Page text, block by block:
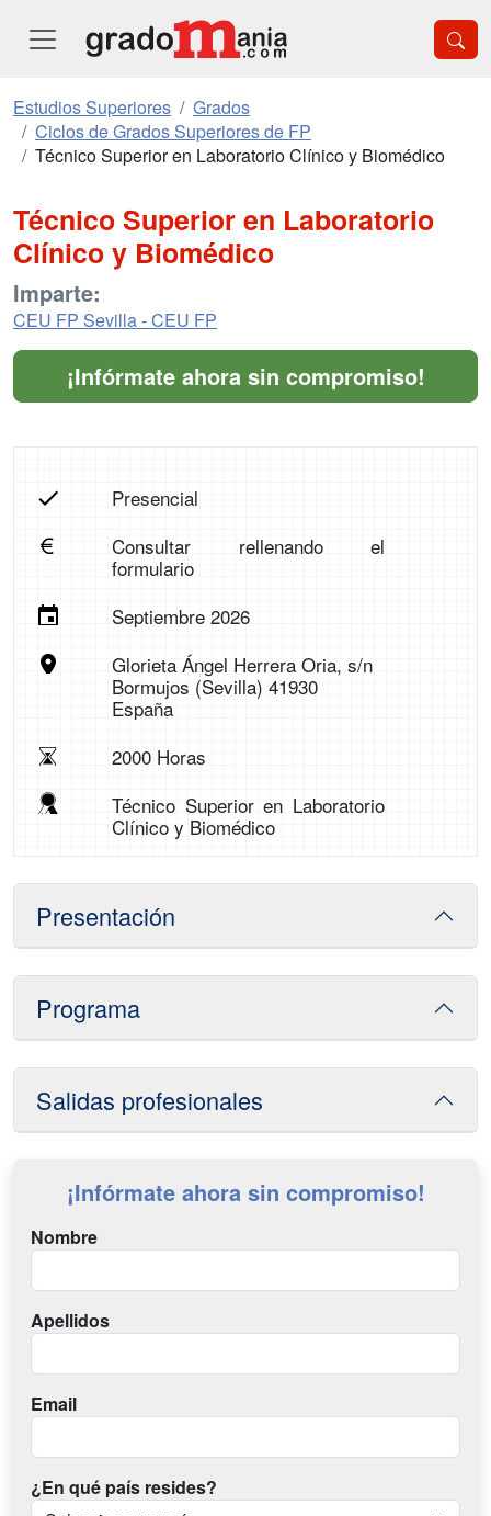
Estudios Superiores
Grados
Ciclos de Grados Superiores de FP
Técnico Superior en Laboratorio Clínico y Biomédico
Técnico Superior en Laboratorio
Clínico y Biomédico
Imparte:
CEU FP Sevilla - CEU FP
¡Infórmate ahora sin compromiso!
Presencial
Consultar rellenando el
formulario
Septiembre 2026
Glorieta Ángel Herrera Oria, s/n
Bormujos (Sevilla) 41930
España
2000 Horas
Técnico Superior en Laboratorio
Clínico y Biomédico
Presentación
Programa
Salidas profesionales
¡Infórmate ahora sin compromiso!
Nombre
Apellidos
Email
¿En qué país resides?